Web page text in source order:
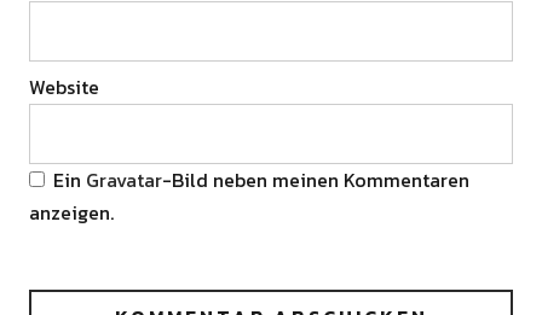
Website
Ein Gravatar-Bild neben meinen Kommentaren
anzeigen.